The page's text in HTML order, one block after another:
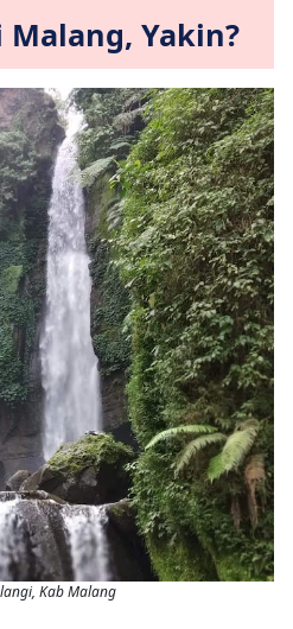
Yakin?
Kab Malang